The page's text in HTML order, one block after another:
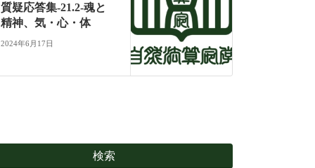
質疑応答集-21.2-魂と
精神、気・心・体
2024年6月17日